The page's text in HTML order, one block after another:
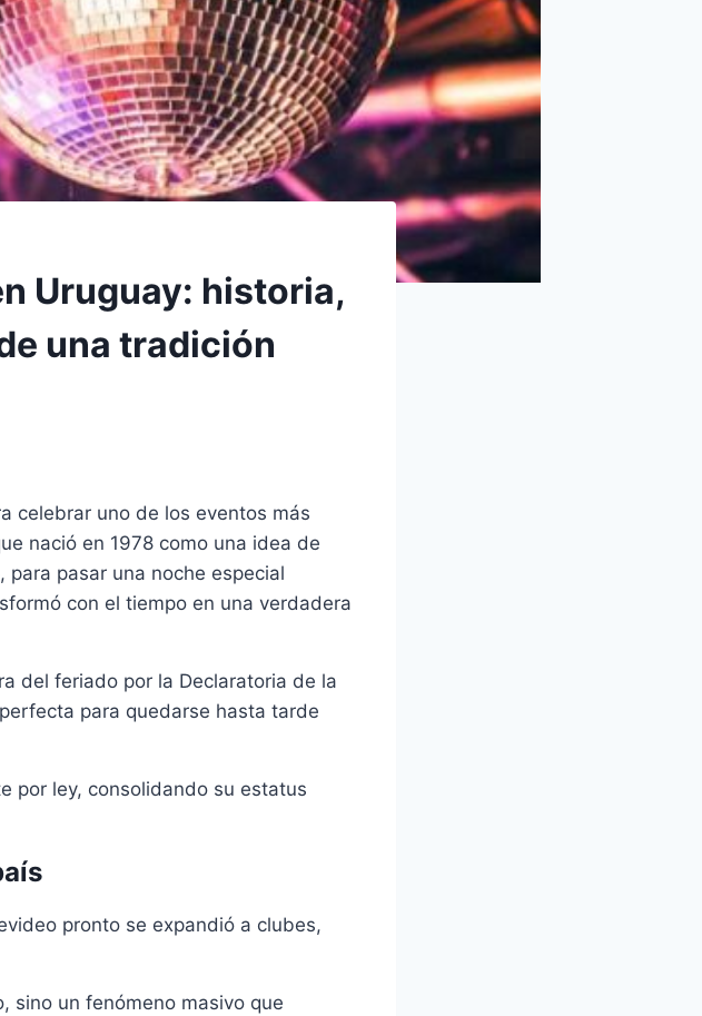
Uruguay: historia,
una tradición
celebrar uno de los eventos más
nació en 1978 como una idea de
pasar una noche especial
con el tiempo en una verdadera
del feriado por la Declaratoria de la
para quedarse hasta tarde
por ley, consolidando su estatus
pronto se expandió a clubes,
sino un fenómeno masivo que